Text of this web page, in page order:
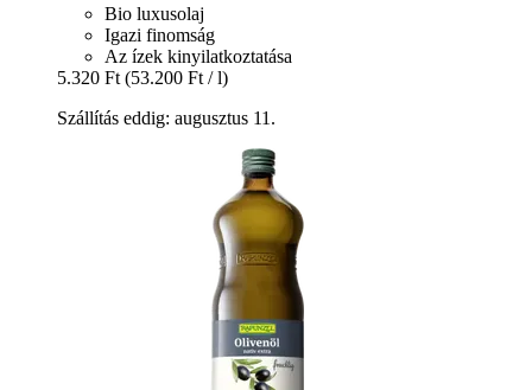
Bio luxusolaj
Igazi finomság
Az ízek kinyilatkoztatása
5.320 Ft (53.200 Ft / l)
Szállítás eddig: augusztus 11.